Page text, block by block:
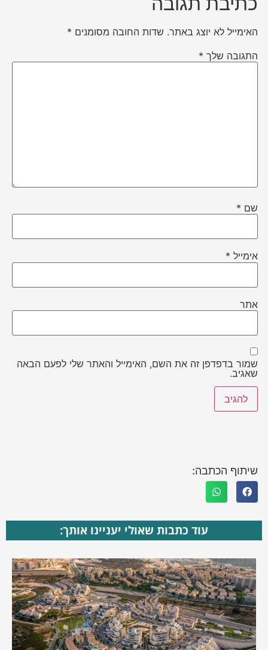
האימייל לא יוצג באתר. שדות החובה מסומנים *
התגובה שלך *
שם *
אימייל *
אתר
שמור בדפדפן זה את השם, האימייל והאתר שלי לפעם הבאה
שאגיב.
שיתוף הכתבה:
עוד כתבות שאולי יעניינו אותך: